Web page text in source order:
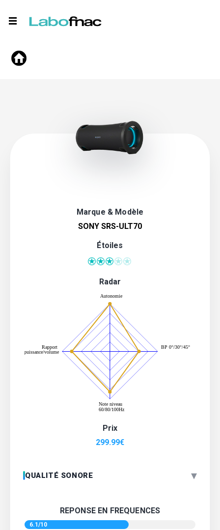
Marque & Modèle
SONY SRS-ULT70
Étoiles
Radar
Prix
299.99€
QUALITÉ SONORE ▾
REPONSE EN FREQUENCES
6.1/10